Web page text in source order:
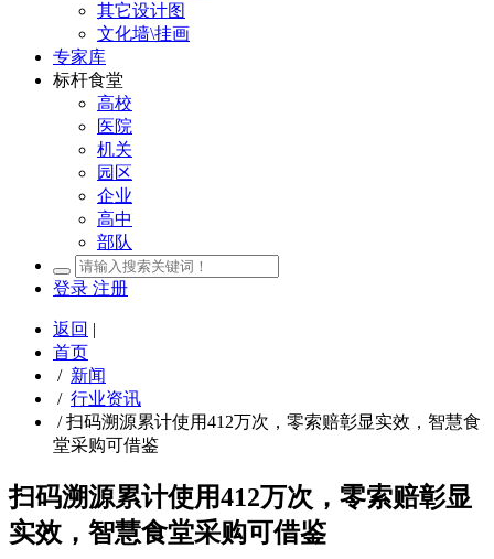
其它设计图
文化墙\挂画
专家库
标杆食堂
高校
医院
机关
园区
企业
高中
部队
登录 注册
返回 |
首页
/ 新闻
/ 行业资讯
/扫码溯源累计使用412万次，零索赔彰显实效，智慧食
堂采购可借鉴
扫码溯源累计使用412万次，零索赔彰显
实效，智慧食堂采购可借鉴